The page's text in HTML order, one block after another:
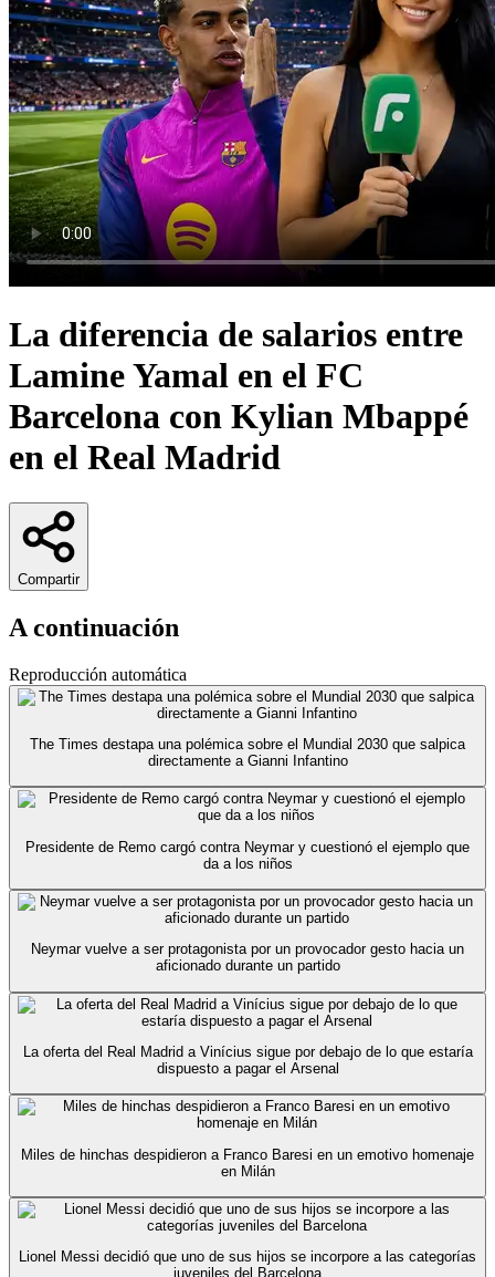
La diferencia de salarios entre
Lamine Yamal en el FC
Barcelona con Kylian Mbappé
en el Real Madrid
Compartir
A continuación
Reproducción automática
The Times destapa una polémica sobre el Mundial 2030 que salpica
directamente a Gianni Infantino
Presidente de Remo cargó contra Neymar y cuestionó el ejemplo que
da a los niños
Neymar vuelve a ser protagonista por un provocador gesto hacia un
aficionado durante un partido
La oferta del Real Madrid a Vinícius sigue por debajo de lo que estaría
dispuesto a pagar el Arsenal
Miles de hinchas despidieron a Franco Baresi en un emotivo homenaje
en Milán
Lionel Messi decidió que uno de sus hijos se incorpore a las categorías
juveniles del Barcelona